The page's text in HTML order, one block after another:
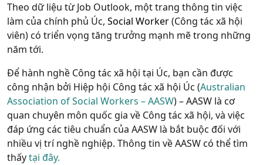
Theo dữ liệu từ Job Outlook, một trang thông tin việc
làm của chính phủ Úc, Social Worker(Công tác xã hội
viên) có triển vọng tăng trưởng mạnh mẽ trong những
năm tới.
Để hành nghề Công tác xã hội tại Úc, bạn cần được
công nhận bởi Hiệp hội Công tác xã hội Úc (Australian
Association of Social Workers – AASW) – AASW là cơ
quan chuyên môn quốc gia về Công tác xã hội, và việc
đáp ứng các tiêu chuẩn của AASW là bắt buộc đối với
nhiều vị trí nghề nghiệp. Thông tin về AASW có thể tìm
thấytại đây.